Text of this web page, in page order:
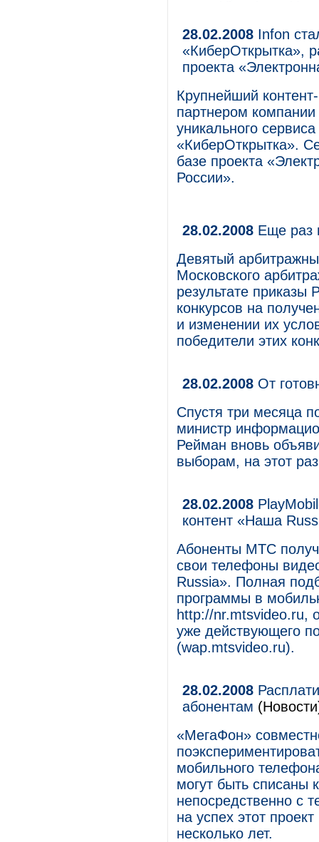
28.02.2008 Infon
«КиберОткрытка»,
проекта
Крупнейший
партнером
уникального
«КиберОткрытка».
базе проекта
России».
28.02.2008 Еще раз
Девятый
Московского
результате приказы
конкурсов на
и изменении их
победители этих
28.02.2008 От
Спустя три месяца
министр
Рейман вновь
выборам, на этот
28.02.2008
контент «Наша
Абоненты МТС
свои телефоны
Russia». Полная
программы в
http://nr.mtsvideo.ru,
уже действующего
(wap.mtsvideo.ru).
28.02.2008
абонентам
«МегаФон»
мобильного
могут быть списаны
непосредственно с
на успех этот
несколько лет.